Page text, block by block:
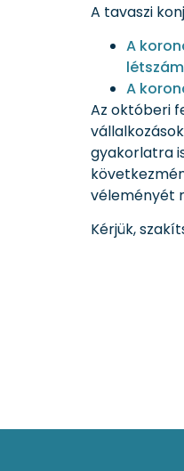
A tavaszi
A
A
Az októberi
gyakorlatra
véleményét
Kérjük,